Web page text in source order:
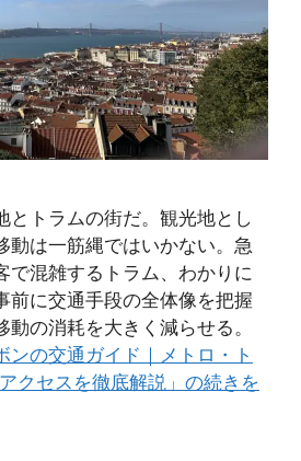
とトラムの街だ。観光地とし
動は一筋縄ではいかない。急
で混雑するトラム、わかりに
に交通手段の全体像を把握
動の消耗を大きく減らせる。
ンの交通ガイド｜メトロ・ト
クセスを徹底解説」の続きを